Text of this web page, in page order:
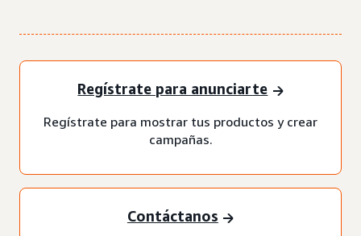
Regístrate para anunciarte
Regístrate para mostrar tus productos y crear
campañas.
Contáctanos